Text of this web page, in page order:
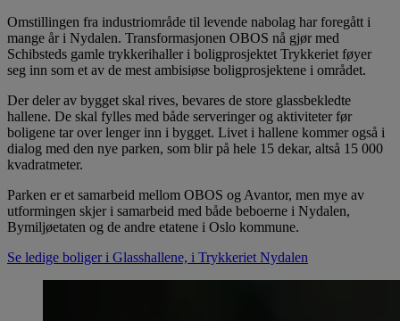
Omstillingen fra industriområde til levende nabolag har foregått i
mange år i Nydalen. Transformasjonen OBOS nå gjør med
Schibsteds gamle trykkerihaller i boligprosjektet Trykkeriet føyer
seg inn som et av de mest ambisiøse boligprosjektene i området.
Der deler av bygget skal rives, bevares de store glassbekledte
hallene. De skal fylles med både serveringer og aktiviteter før
boligene tar over lenger inn i bygget. Livet i hallene kommer også i
dialog med den nye parken, som blir på hele 15 dekar, altså 15 000
kvadratmeter.
Parken er et samarbeid mellom OBOS og Avantor, men mye av
utformingen skjer i samarbeid med både beboerne i Nydalen,
Bymiljøetaten og de andre etatene i Oslo kommune.
Se ledige boliger i Glasshallene, i Trykkeriet Nydalen